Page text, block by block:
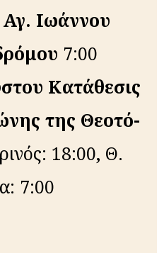
Ι­ω­άν­νου
7:00
Κα­τά­θε­σις
της Θε­ο­τό­
18:00, Θ.
7:00